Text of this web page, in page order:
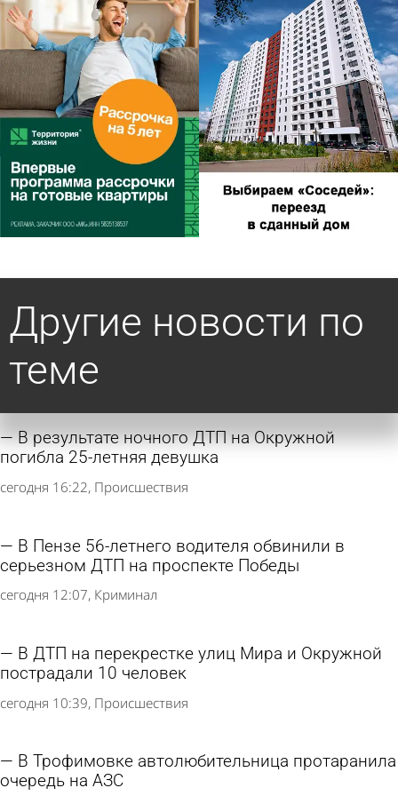
Другие новости по
теме
В результате ночного ДТП на Окружной
погибла 25-летняя девушка
сегодня 16:22 Происшествия
В Пензе 56-летнего водителя обвинили в
серьезном ДТП на проспекте Победы
сегодня 12:07 Криминал
В ДТП на перекрестке улиц Мира и Окружной
пострадали 10 человек
сегодня 10:39 Происшествия
В Трофимовке автолюбительница протаранила
очередь на АЗС